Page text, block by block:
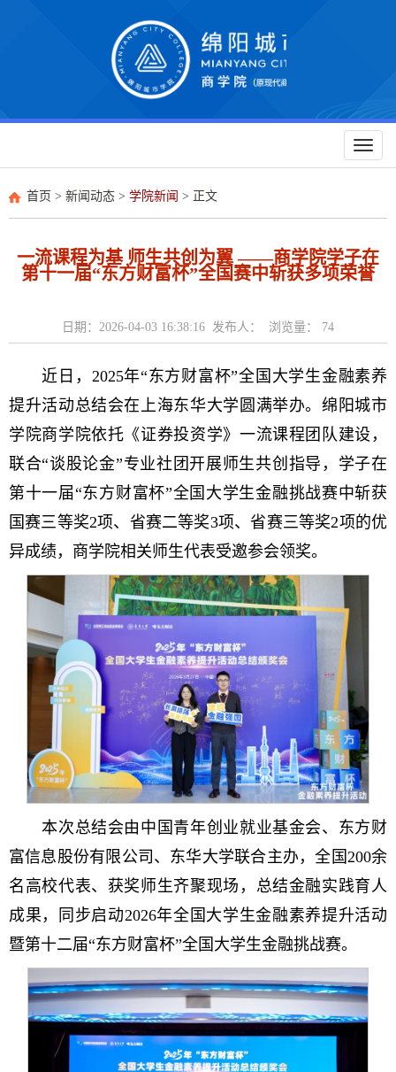
Toggle
首页 > 新闻动态 > 学院新闻 > 正文
一流课程为基 师生共创为翼 ——商学院学子在
第十一届“东方财富杯”全国赛中斩获多项荣誉
日期：2026-04-03 16:38:16 发布人： 浏览量： 74
近日，2025年“东方财富杯”全国大学生金融素养
提升活动总结会在上海东华大学圆满举办。绵阳城市
学院商学院依托《证券投资学》一流课程团队建设，
联合“谈股论金”专业社团开展师生共创指导，学子在
第十一届“东方财富杯”全国大学生金融挑战赛中斩获
国赛三等奖2项、省赛二等奖3项、省赛三等奖2项的优
异成绩，商学院相关师生代表受邀参会领奖。
本次总结会由中国青年创业就业基金会、东方财
富信息股份有限公司、东华大学联合主办，全国200余
名高校代表、获奖师生齐聚现场，总结金融实践育人
成果，同步启动2026年全国大学生金融素养提升活动
暨第十二届“东方财富杯”全国大学生金融挑战赛。